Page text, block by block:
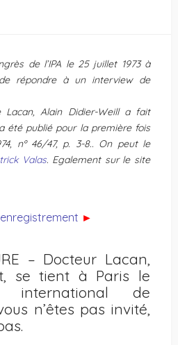
de l’IPA le 25 juillet 1973 à
répondre à un interview de
Alain Didier-Weill a fait
été publié pour la première fois
nº 46/47, p. 3-8.. On peut le
Valas. Egalement sur le site
►
– Docteur Lacan,
se tient à Paris le
international de
n’êtes pas invité,